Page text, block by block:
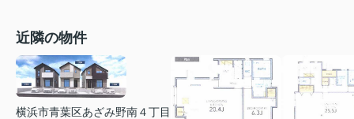
近隣の物件
横浜市青葉区あざみ野南４丁目